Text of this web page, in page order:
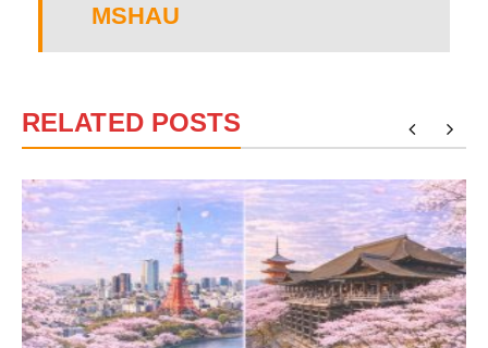
MSHAU
RELATED POSTS